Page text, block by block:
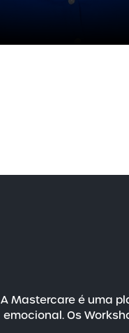
A Mastercare é uma
emocional. Os